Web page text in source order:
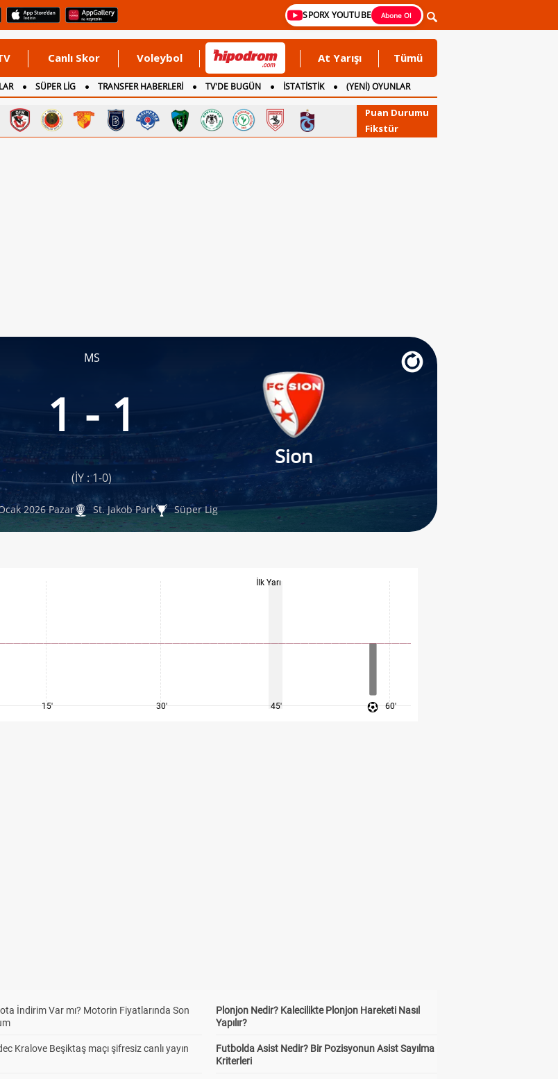
SPORX YOUTUBE Abone Ol
Canlı Skor Voleybol At Yarışı Tümü
SÜPER LİG TRANSFER HABERLERİ TV'DE BUGÜN İSTATİSTİK
(YENİ) OYUNLAR
Puan Durumu
Fikstür
MS
1 - 1
Sion
(İY : 1-0)
2026 Pazar St. Jakob Park Süper Lig
15' 30'
İlk Yarı
45' 60'
İndirim Var mı? Motorin Fiyatlarında Son
Kralove Beşiktaş maçı şifresiz canlı yayın
Plonjon Nedir? Kalecilikte Plonjon Hareketi Nasıl
Yapılır?
Futbolda Asist Nedir? Bir Pozisyonun Asist Sayılma
Kriterleri